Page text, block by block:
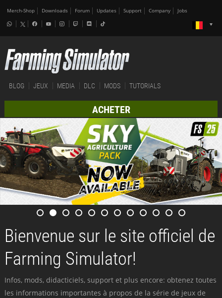
Merch-Shop Downloads Forum Updates Support Company Jobs
BLOG JEUX MEDIA DLC MODS TUTORIALS
ACHETER
Bienvenue sur le site officiel de
Farming Simulator!
Infos, mods, didacticiels, support et plus encore: obtenez toutes
les informations importantes à propos de la série de jeux de